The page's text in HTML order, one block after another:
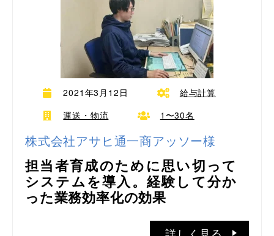
2021年3月12日
給与計算
運送・物流
1〜30名
株式会社アサヒ通一商アッソー様
担当者育成のために思い切って
システムを導入。経験して分か
った業務効率化の効果